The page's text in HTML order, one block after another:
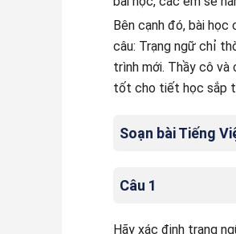
Bên cạnh đó, bài học
câu: Trạng ngữ chỉ
trình mới. Thầy cô
tốt cho tiết học sắp
Soạn bài Tiếng
Câu 1
Hãy xác định trạng